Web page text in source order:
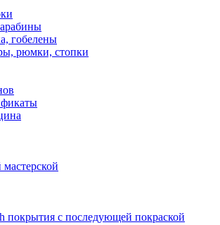
гобелены
рюмки, стопки
покрытия с последующей покраской